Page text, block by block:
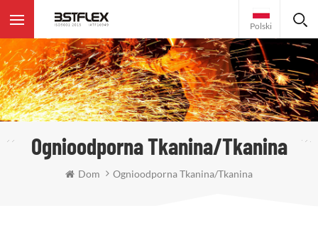
Polski
Ognioodporna Tkanina/tkanina
Dom Ognioodporna Tkanina/tkanina